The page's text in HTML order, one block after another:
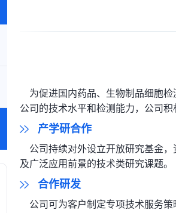
为促进国内药品、生物制品细胞检
公司的技术水平和检测能力，公司
产学研合作
公司持续对外设立开放研究基金，
及广泛应用前景的技术类研究课题。
合作研发
公司可为客户制定专项技术服务策